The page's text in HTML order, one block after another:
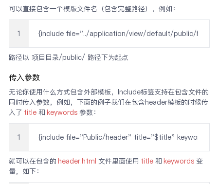
可以直接包含一个模版文件名（包含完整路径），例如：
{include file="../application/view/default/public/
1
路径以 项目目录/public/ 路径下为起点
传入参数
无论你使用什么方式包含外部模板，Include标签支持在包含文件的
同时传入参数，例如，下面的例子我们在包含header模板的时候传
入了 title 和 keywords 参数：
{include file="Public/header" title="$title" keywords="
1
就可以在包含的 header.html 文件里面使用 title 和 keywords 变
量，如下：